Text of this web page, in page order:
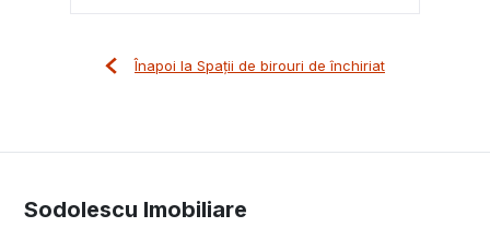
Înapoi la Spații de birouri de închiriat
Sodolescu Imobiliare